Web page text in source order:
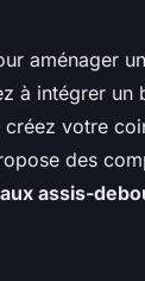
aménager
à intégrer un
votre
des
assis-